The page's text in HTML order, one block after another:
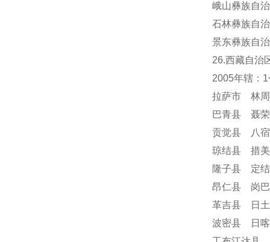
峨山彝族自
石林彝族自
景东彝族自
26.西藏自治
2005年辖：
拉萨市 林
巴青县 聂
贡觉县 八
琼结县 措
隆子县 定
昂仁县 岗
革吉县 日
波密县 日